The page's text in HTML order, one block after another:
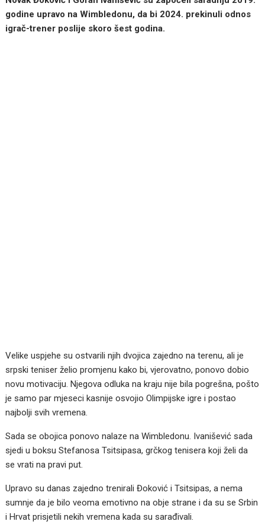
godine upravo na Wimbledonu, da bi 2024. prekinuli odnos
igrač-trener poslije skoro šest godina.
Velike uspjehe su ostvarili njih dvojica zajedno na terenu, ali je
srpski teniser želio promjenu kako bi, vjerovatno, ponovo dobio
novu motivaciju. Njegova odluka na kraju nije bila pogrešna, pošto
je samo par mjeseci kasnije osvojio Olimpijske igre i postao
najbolji svih vremena.
Sada se obojica ponovo nalaze na Wimbledonu. Ivanišević sada
sjedi u boksu Stefanosa Tsitsipasa, grčkog tenisera koji želi da
se vrati na pravi put.
Upravo su danas zajedno trenirali Đoković i Tsitsipas, a nema
sumnje da je bilo veoma emotivno na obje strane i da su se Srbin
i Hrvat prisjetili nekih vremena kada su sarađivali.